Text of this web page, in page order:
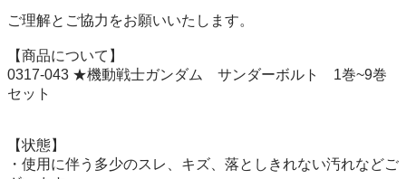
ご理解とご協力をお願いいたします。
【商品について】
0317-043 ★機動戦士ガンダム　サンダーボルト　1巻~9巻
セット
【状態】
・使用に伴う多少のスレ、キズ、落としきれない汚れなどご